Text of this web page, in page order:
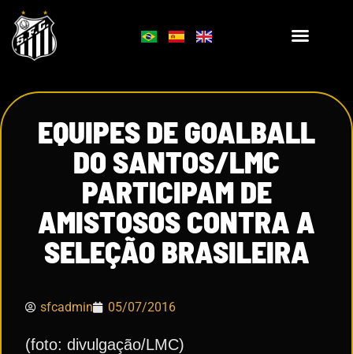
EQUIPES DE GOALBALL
DO SANTOS/LMC
PARTICIPAM DE
AMISTOSOS CONTRA A
SELEÇÃO BRASILEIRA
sfcadmin 05/07/2016
(foto: divulgação/LMC)